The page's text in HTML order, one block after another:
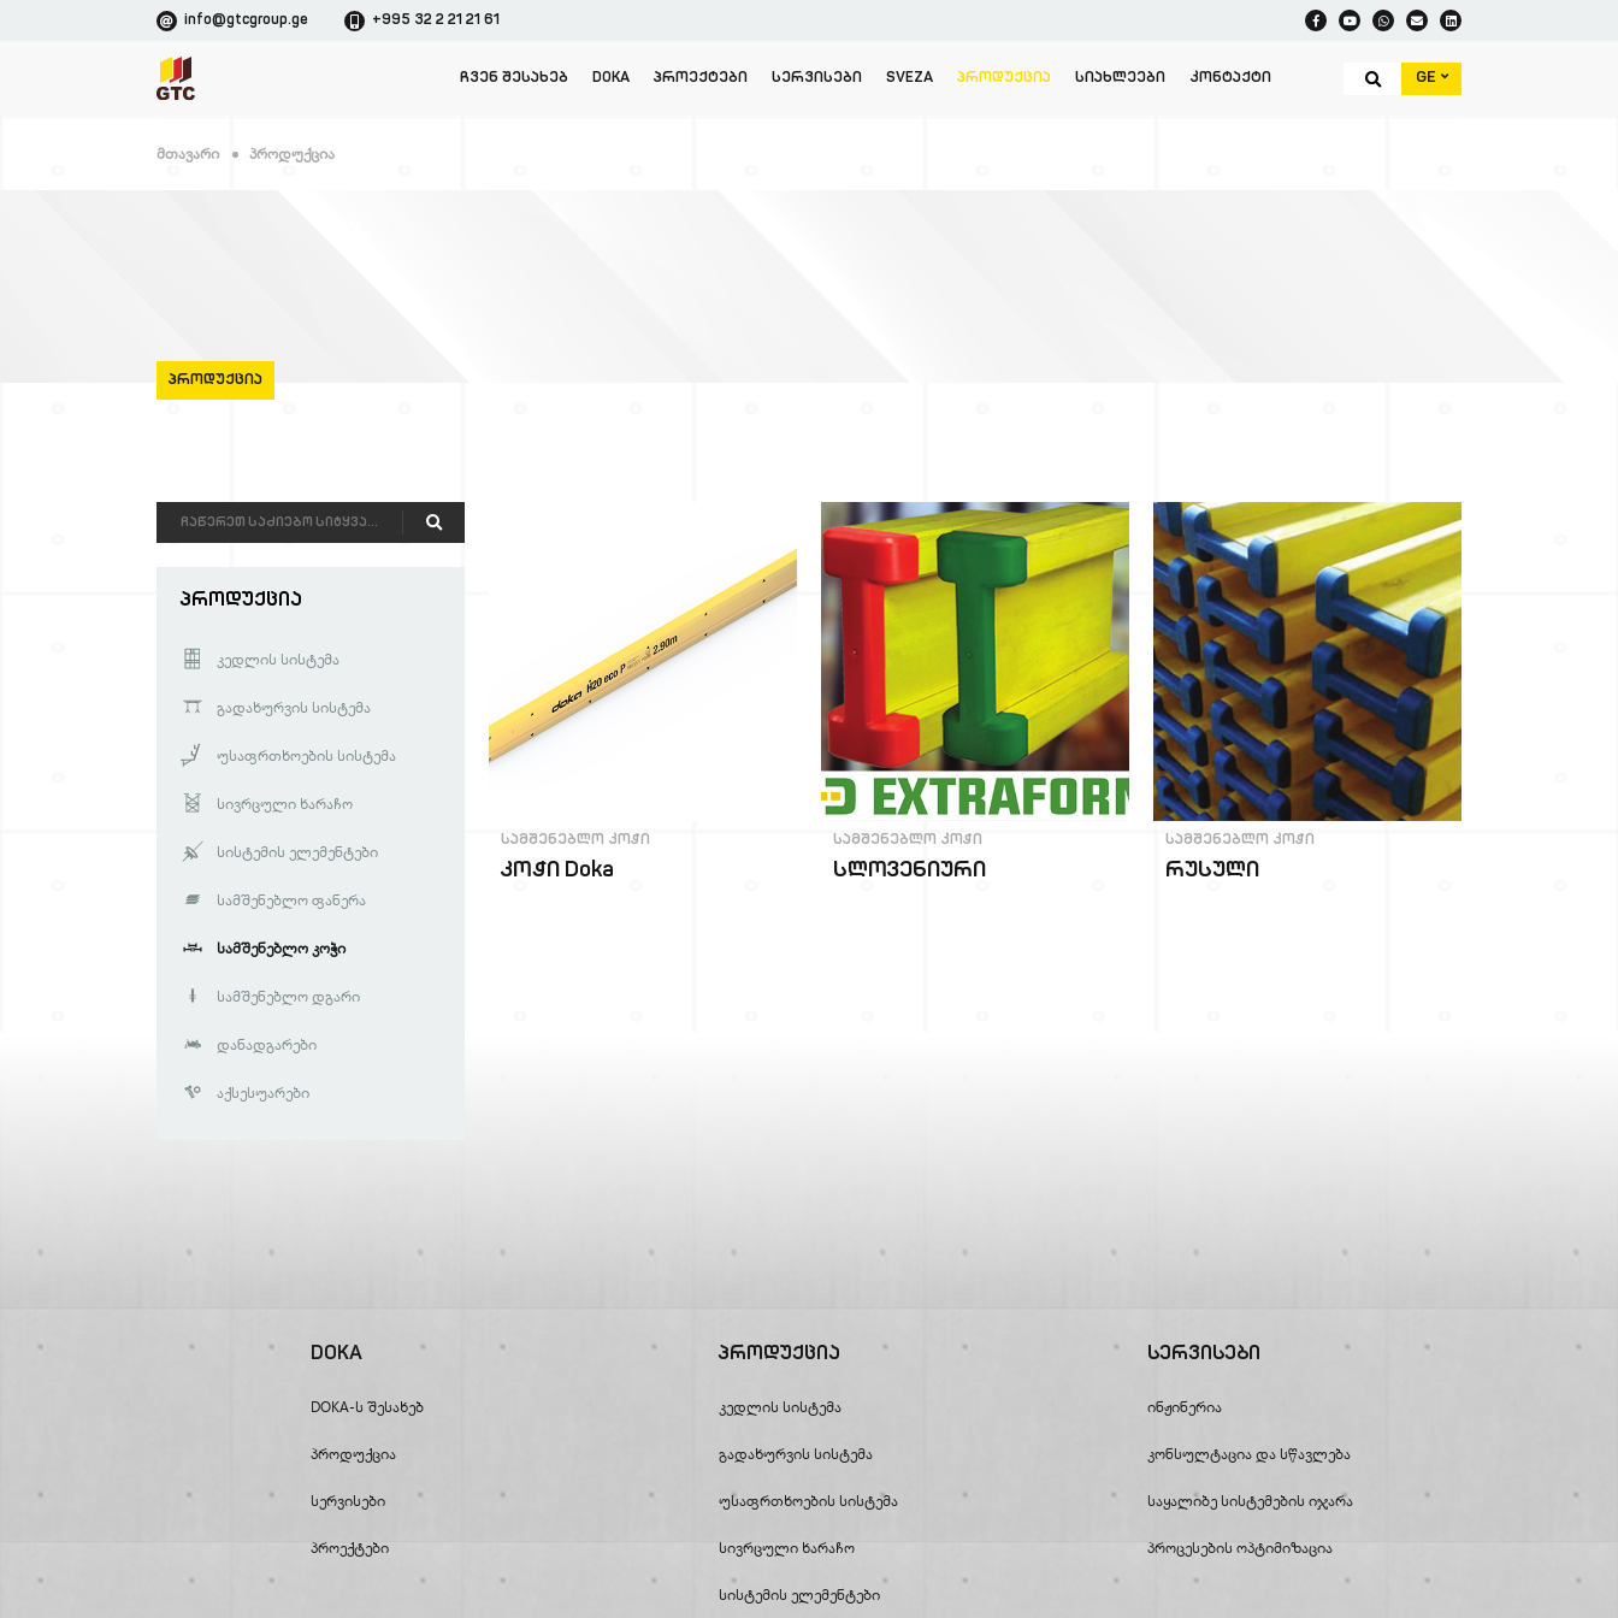
info@gtcgroup.ge +995 32 2 21 21 61
ᲩᲕᲔᲜ ᲨᲔᲡᲐᲮᲔᲑ DOKA ᲞᲠᲝᲔᲥᲢᲔᲑᲘ ᲡᲔᲠᲕᲘᲡᲔᲑᲘ SVEZA ᲞᲠᲝᲓᲣᲥᲪᲘᲐ ᲡᲘᲐᲮᲚᲔᲔᲑᲘ ᲙᲝᲜᲢᲐᲥᲢᲘ GE
Მთავარი Პროდუქცია
ᲞᲠᲝᲓᲣᲥᲪᲘᲐ
ᲞᲠᲝᲓᲣᲥᲪᲘᲐ
Კედლის Სისტემა
Გადახურვის Სისტემა
Უსაფრთხოების Სისტემა
Სივრცული Ხარაჩო
Სისტემის Ელემენტები
Სამშენებლო Ფანერა
Სამშენებლო Კოჭი
Სამშენებლო Დგარი
Დანადგარები
Აქსესუარები
ᲡᲐᲛᲨᲔᲜᲔᲑᲚᲝ ᲙᲝᲭᲘ
კოჭი Doka
ᲡᲐᲛᲨᲔᲜᲔᲑᲚᲝ ᲙᲝᲭᲘ
სლოვენიური
ᲡᲐᲛᲨᲔᲜᲔᲑᲚᲝ ᲙᲝᲭᲘ
რუსული
DOKA
DOKA-Ს Შესახებ
Პროდუქცია
Სერვისები
Პროექტები
Პროდუქცია
Კედლის Სისტემა
Გადახურვის Სისტემა
Უსაფრთხოების Სისტემა
Სივრცული Ხარაჩო
Სისტემის Ელემენტები
Სერვისები
Ინჟინერია
Კონსულტაცია Და Სწავლება
Საყალიბე Სისტემების Იჯარა
Პროცესების Ოპტიმიზაცია